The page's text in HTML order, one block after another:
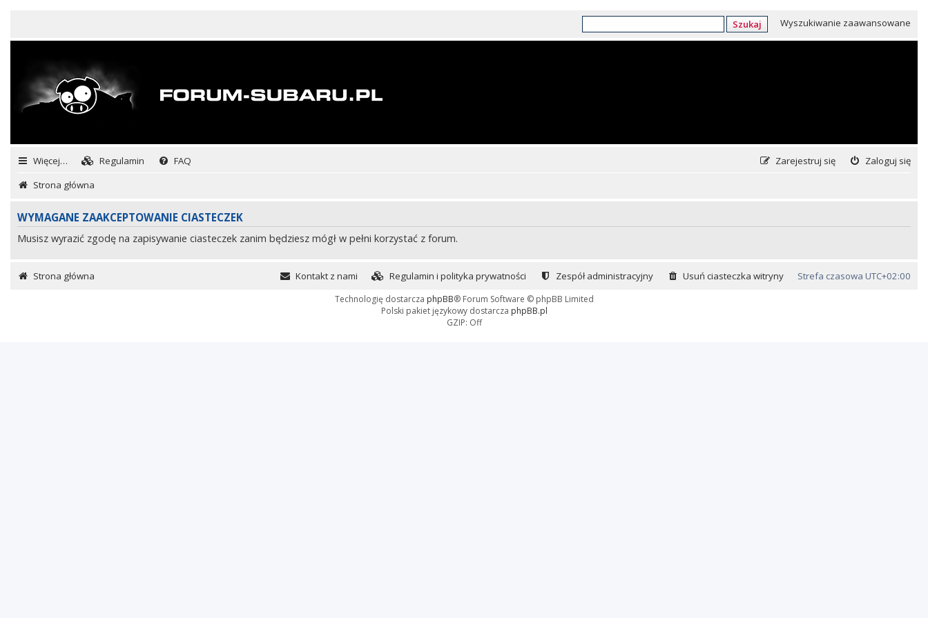
Szukaj Wyszukiwanie zaawansowane
Więcej… Regulamin FAQ Zaloguj się
Zarejestruj się
Strona główna
WYMAGANE ZAAKCEPTOWANIE CIASTECZEK
Musisz wyrazić zgodę na zapisywanie ciasteczek zanim będziesz mógł w pełni korzystać z forum.
Strona główna Strefa czasowa UTC+02:00
Usuń ciasteczka witryny
Zespół administracyjny
Regulamin i polityka prywatności
Kontakt z nami
Technologię dostarcza phpBB® Forum Software © phpBB Limited
Polski pakiet językowy dostarcza phpBB.pl
GZIP: Off